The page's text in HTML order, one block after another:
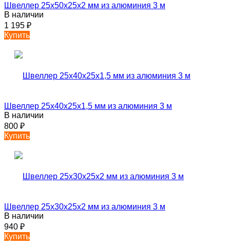
Швеллер 25х50х25х2 мм из алюминия 3 м
В наличии
1 195 ₽
Купить
Швеллер 25х40х25х1,5 мм из алюминия 3 м
В наличии
800 ₽
Купить
Швеллер 25х30х25х2 мм из алюминия 3 м
В наличии
940 ₽
Купить